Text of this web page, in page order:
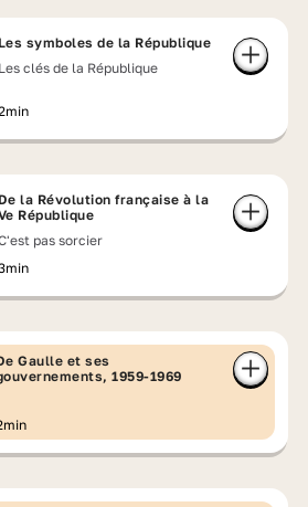
Les symboles de la République
Les clés de la République
De la Révolution française à la
République
pas sorcier
Gaulle et ses
1959-1969